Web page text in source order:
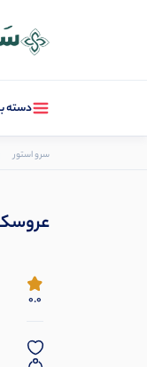
دسته
سرو استور
عروسک
0.0